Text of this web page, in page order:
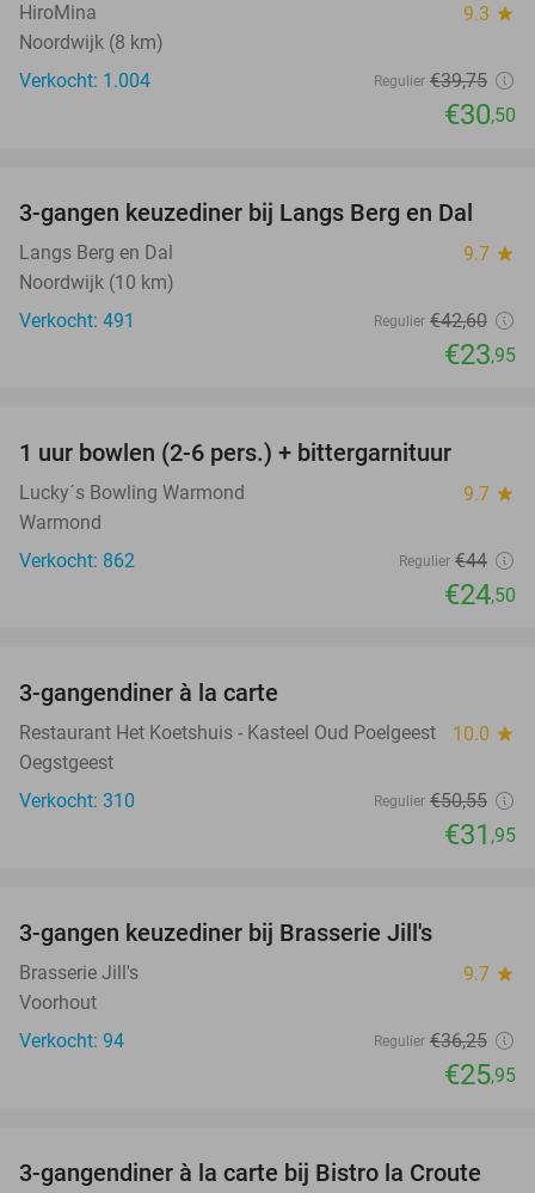
HiroMina 9.3 star
Noordwijk (8 km)
Verkocht: 1.004
Regulier €39,75
€30,50
44%
3-gangen keuzediner bij Langs Berg en Dal
Langs Berg en Dal 9.7 star
Noordwijk (10 km)
Verkocht: 491
Regulier €42,60
€23,95
1 uur bowlen (2-6 pers.) + bittergarnituur
Lucky´s Bowling Warmond 9.7 star
Warmond
Verkocht: 862
Regulier €44
€24,50
3-gangendiner à la carte
Restaurant Het Koetshuis - Kasteel Oud Poelgeest 10.0 star
Oegstgeest
Verkocht: 310
Regulier €50,55
€31 ,95
3-gangen keuzediner bij Brasserie Jill's
Brasserie Jill's 9.7 star
Voorhout
Verkocht: 94
Regulier €36,25
€25,95
42%
3-gangendiner à la carte bij Bistro la Croute